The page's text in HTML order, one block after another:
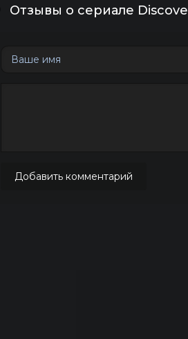
Отзывы о сериале
Добавить комментарий